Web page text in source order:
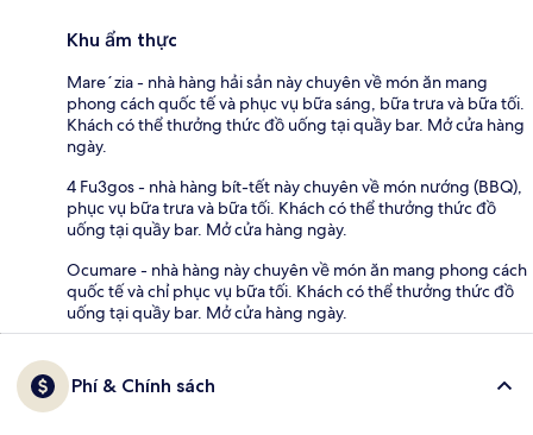
Khu ẩm thực
Mare´zia - nhà hàng hải sản này chuyên về món ăn mang
phong cách quốc tế và phục vụ bữa sáng, bữa trưa và bữa tối.
Khách có thể thưởng thức đồ uống tại quầy bar. Mở cửa hàng
ngày.
4 Fu3gos - nhà hàng bít-tết này chuyên về món nướng (BBQ),
phục vụ bữa trưa và bữa tối. Khách có thể thưởng thức đồ
uống tại quầy bar. Mở cửa hàng ngày.
Ocumare - nhà hàng này chuyên về món ăn mang phong cách
quốc tế và chỉ phục vụ bữa tối. Khách có thể thưởng thức đồ
uống tại quầy bar. Mở cửa hàng ngày.
Phí & Chính sách